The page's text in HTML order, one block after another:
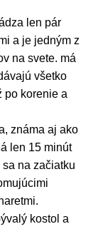
len pár
a je jedným z
na svete. má
všetko
po korenie a
známa aj ako
len 15 minút
na začiatku
kostol a